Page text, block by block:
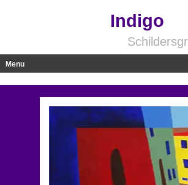
Indigo
Menu